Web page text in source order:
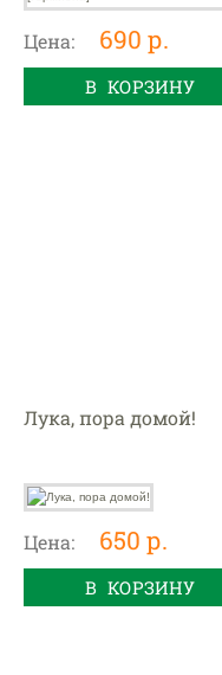
Цена: 690 р.
В КОРЗИНУ
Лука, пора домой!
Цена: 650 р.
В КОРЗИНУ